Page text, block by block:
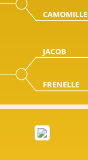
CAMOMILLE
JACOB
FRENELLE